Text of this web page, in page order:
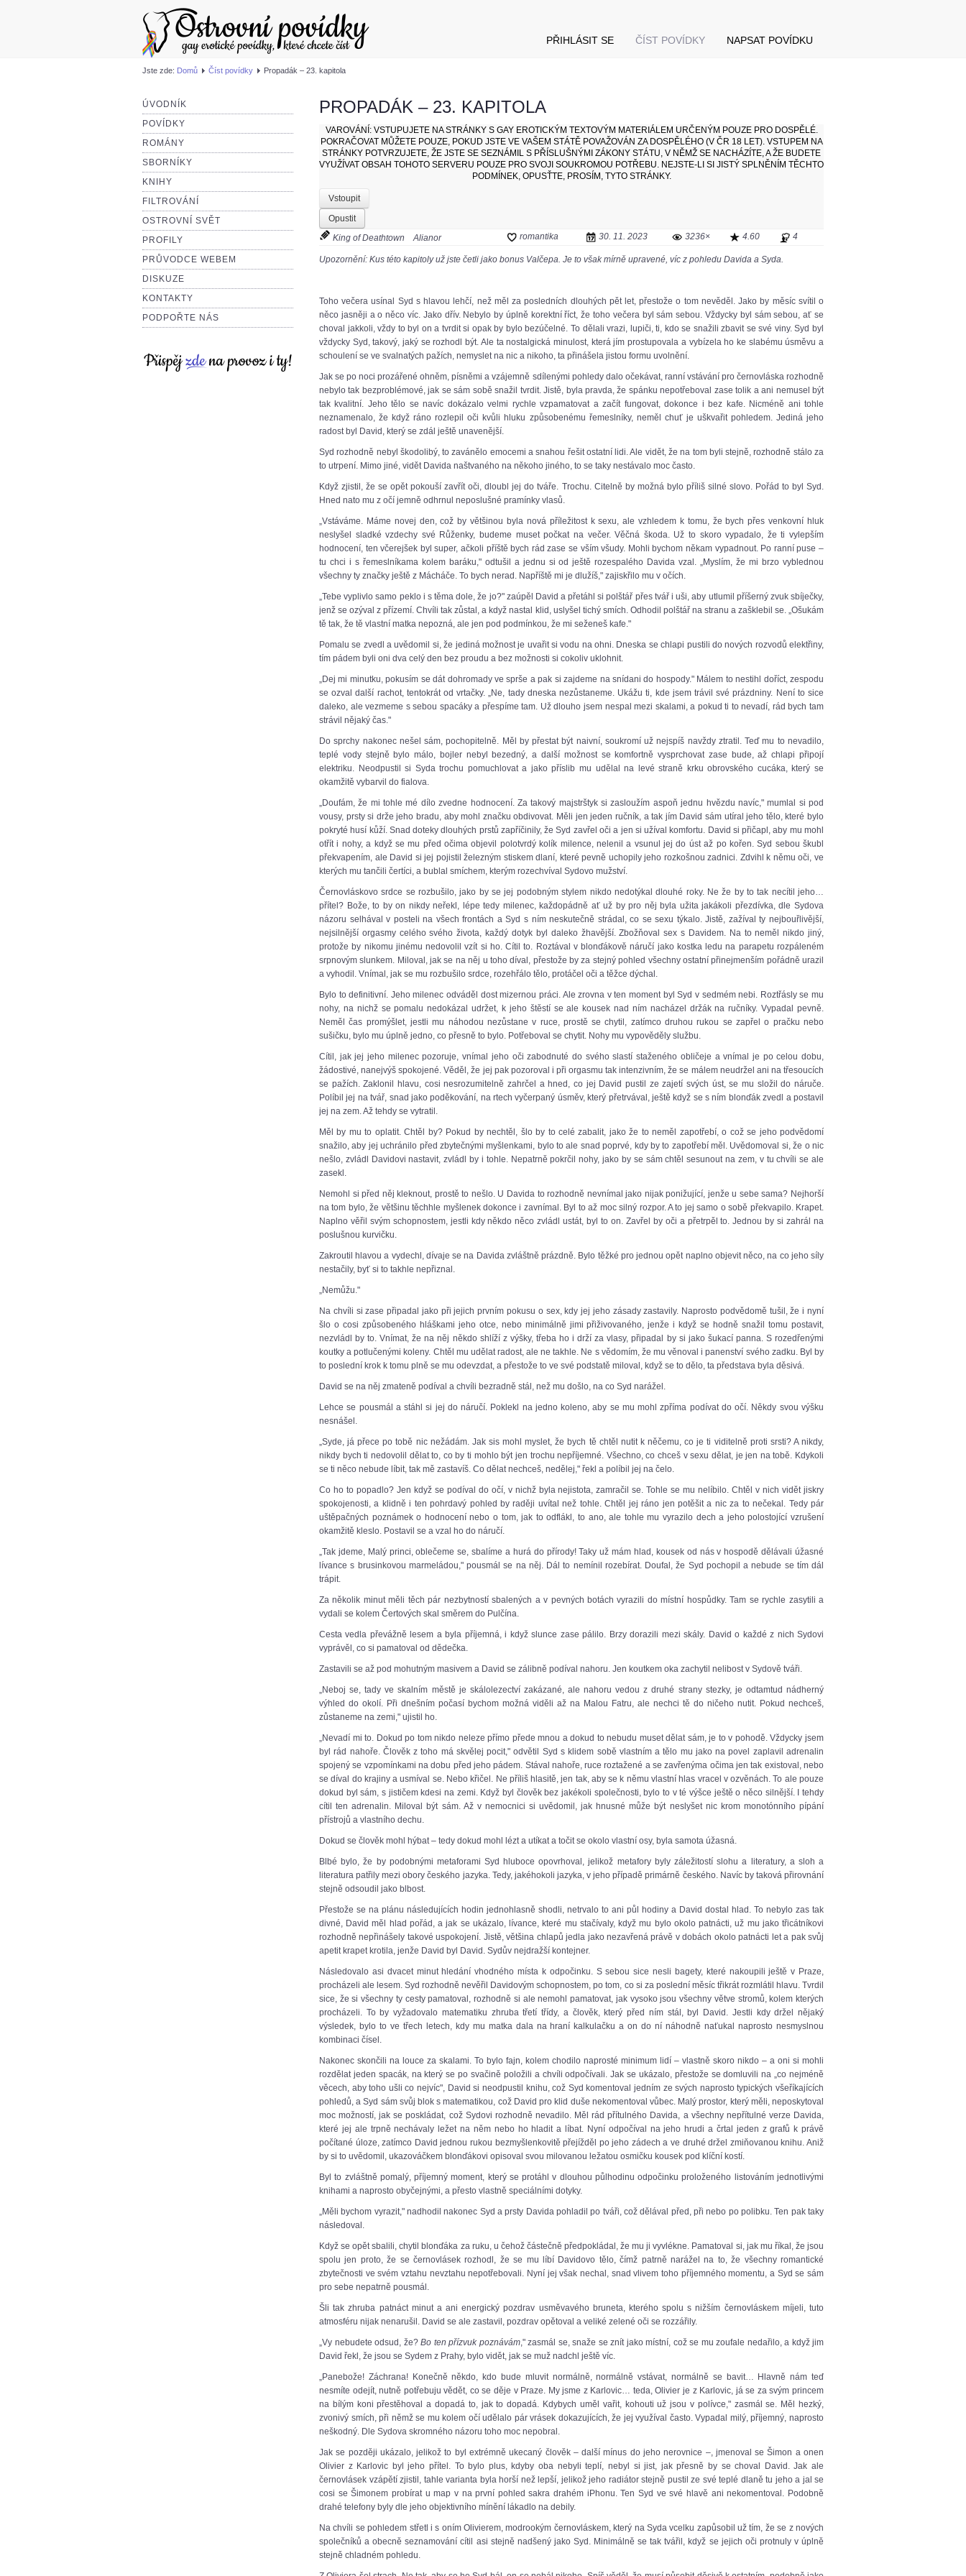
PŘIHLÁSIT SE ČÍST POVÍDKY NAPSAT POVÍDKU
Jste zde: Domů Číst povídky Propadák – 23. kapitola
ÚVODNÍK
POVÍDKY
ROMÁNY
SBORNÍKY
KNIHY
FILTROVÁNÍ
OSTROVNÍ SVĚT
PROFILY
PRŮVODCE WEBEM
DISKUZE
KONTAKTY
PODPOŘTE NÁS
PROPADÁK – 23. KAPITOLA
VAROVÁNÍ: VSTUPUJETE NA STRÁNKY S GAY EROTICKÝM TEXTOVÝM MATERIÁLEM URČENÝM POUZE PRO DOSPĚLÉ.
POKRAČOVAT MŮŽETE POUZE, POKUD JSTE VE VAŠEM STÁTĚ POVAŽOVÁN ZA DOSPĚLÉHO (V ČR 18 LET). VSTUPEM NA
STRÁNKY POTVRZUJETE, ŽE JSTE SE SEZNÁMIL S PŘÍSLUŠNÝMI ZÁKONY STÁTU, V NĚMŽ SE NACHÁZÍTE, A ŽE BUDETE
VYUŽÍVAT OBSAH TOHOTO SERVERU POUZE PRO SVOJI SOUKROMOU POTŘEBU. NEJSTE-LI SI JISTÝ SPLNĚNÍM TĚCHTO
PODMÍNEK, OPUSŤTE, PROSÍM, TYTO STRÁNKY.
Vstoupit
Opustit
King of Deathtown
Alianor romantika 30. 11. 2023 3236× 4.60 4
Upozornění: Kus této kapitoly už jste četli jako bonus Valčepa. Je to však mírně upravené, víc z pohledu Davida a Syda.
Toho večera usínal Syd s hlavou lehčí, než měl za posledních dlouhých pět let, přestože o tom nevěděl. Jako by měsíc svítil o
něco jasněji a o něco víc. Jako dřív. Nebylo by úplně korektní říct, že toho večera byl sám sebou. Vždycky byl sám sebou, ať se
choval jakkoli, vždy to byl on a tvrdit si opak by bylo bezúčelné. To dělali vrazi, lupiči, ti, kdo se snažili zbavit se své viny. Syd byl
vždycky Syd, takový, jaký se rozhodl být. Ale ta nostalgická minulost, která jím prostupovala a vybízela ho ke slabému úsměvu a
schoulení se ve svalnatých pažích, nemyslet na nic a nikoho, ta přinášela jistou formu uvolnění.
Jak se po noci prozářené ohněm, písněmi a vzájemně sdílenými pohledy dalo očekávat, ranní vstávání pro černovláska rozhodně
nebylo tak bezproblémové, jak se sám sobě snažil tvrdit. Jistě, byla pravda, že spánku nepotřeboval zase tolik a ani nemusel být
tak kvalitní. Jeho tělo se navíc dokázalo velmi rychle vzpamatovat a začít fungovat, dokonce i bez kafe. Nicméně ani tohle
neznamenalo, že když ráno rozlepil oči kvůli hluku způsobenému řemeslníky, neměl chuť je uškvařit pohledem. Jediná jeho
radost byl David, který se zdál ještě unavenější.
Syd rozhodně nebyl škodolibý, to zavánělo emocemi a snahou řešit ostatní lidi. Ale vidět, že na tom byli stejně, rozhodně stálo za
to utrpení. Mimo jiné, vidět Davida naštvaného na někoho jiného, to se taky nestávalo moc často.
Když zjistil, že se opět pokouší zavřít oči, dloubl jej do tváře. Trochu. Citelně by možná bylo příliš silné slovo. Pořád to byl Syd.
Hned nato mu z očí jemně odhrnul neposlušné pramínky vlasů.
„Vstáváme. Máme novej den, což by většinou byla nová příležitost k sexu, ale vzhledem k tomu, že bych přes venkovní hluk
neslyšel sladké vzdechy své Růženky, budeme muset počkat na večer. Věčná škoda. Už to skoro vypadalo, že ti vylepším
hodnocení, ten včerejšek byl super, ačkoli příště bych rád zase se vším všudy. Mohli bychom někam vypadnout. Po ranní puse –
tu chci i s řemeslníkama kolem baráku," odtušil a jednu si od ještě rozespalého Davida vzal. „Myslím, že mi brzo vyblednou
všechny ty značky ještě z Mácháče. To bych nerad. Napříště mi je dlužíš," zajiskřilo mu v očích.
„Tebe vyplivlo samo peklo i s těma dole, že jo?" zaúpěl David a přetáhl si polštář přes tvář i uši, aby utlumil příšerný zvuk sbíječky,
jenž se ozýval z přízemí. Chvíli tak zůstal, a když nastal klid, uslyšel tichý smích. Odhodil polštář na stranu a zašklebil se. „Ošukám
tě tak, že tě vlastní matka nepozná, ale jen pod podmínkou, že mi seženeš kafe."
Pomalu se zvedl a uvědomil si, že jediná možnost je uvařit si vodu na ohni. Dneska se chlapi pustili do nových rozvodů elektřiny,
tím pádem byli oni dva celý den bez proudu a bez možnosti si cokoliv uklohnit.
„Dej mi minutku, pokusím se dát dohromady ve sprše a pak si zajdeme na snídani do hospody." Málem to nestihl doříct, zespodu
se ozval další rachot, tentokrát od vrtačky. „Ne, tady dneska nezůstaneme. Ukážu ti, kde jsem trávil své prázdniny. Není to sice
daleko, ale vezmeme s sebou spacáky a přespíme tam. Už dlouho jsem nespal mezi skalami, a pokud ti to nevadí, rád bych tam
strávil nějaký čas."
Do sprchy nakonec nešel sám, pochopitelně. Měl by přestat být naivní, soukromí už nejspíš navždy ztratil. Teď mu to nevadilo,
teplé vody stejně bylo málo, bojler nebyl bezedný, a další možnost se komfortně vysprchovat zase bude, až chlapi připojí
elektriku. Neodpustil si Syda trochu pomuchlovat a jako příslib mu udělal na levé straně krku obrovského cucáka, který se
okamžitě vybarvil do fialova.
„Doufám, že mi tohle mé dílo zvedne hodnocení. Za takový majstrštyk si zasloužím aspoň jednu hvězdu navíc," mumlal si pod
vousy, prsty si drže jeho bradu, aby mohl značku obdivovat. Měli jen jeden ručník, a tak jím David sám utíral jeho tělo, které bylo
pokryté husí kůží. Snad doteky dlouhých prstů zapříčinily, že Syd zavřel oči a jen si užíval komfortu. David si přičapl, aby mu mohl
otřít i nohy, a když se mu před očima objevil polotvrdý kolík milence, nelenil a vsunul jej do úst až po kořen. Syd sebou škubl
překvapením, ale David si jej pojistil železným stiskem dlaní, které pevně uchopily jeho rozkošnou zadnici. Zdvihl k němu oči, ve
kterých mu tančili čertíci, a bublal smíchem, kterým rozechvíval Sydovo mužství.
Černovláskovo srdce se rozbušilo, jako by se jej podobným stylem nikdo nedotýkal dlouhé roky. Ne že by to tak necítil jeho…
přítel? Bože, to by on nikdy neřekl, lépe tedy milenec, každopádně ať už by pro něj byla užita jakákoli přezdívka, dle Sydova
názoru selhával v posteli na všech frontách a Syd s ním neskutečně strádal, co se sexu týkalo. Jistě, zažíval ty nejbouřlivější,
nejsilnější orgasmy celého svého života, každý dotyk byl daleko žhavější. Zbožňoval sex s Davidem. Na to neměl nikdo jiný,
protože by nikomu jinému nedovolil vzít si ho. Cítil to. Roztával v blonďákově náručí jako kostka ledu na parapetu rozpáleném
srpnovým slunkem. Miloval, jak se na něj u toho díval, přestože by za stejný pohled všechny ostatní přinejmenším pořádně urazil
a vyhodil. Vnímal, jak se mu rozbušilo srdce, rozehřálo tělo, protáčel oči a těžce dýchal.
Bylo to definitivní. Jeho milenec odváděl dost mizernou práci. Ale zrovna v ten moment byl Syd v sedmém nebi. Roztřásly se mu
nohy, na nichž se pomalu nedokázal udržet, k jeho štěstí se ale kousek nad ním nacházel držák na ručníky. Vypadal pevně.
Neměl čas promýšlet, jestli mu náhodou nezůstane v ruce, prostě se chytil, zatímco druhou rukou se zapřel o pračku nebo
sušičku, bylo mu úplně jedno, co přesně to bylo. Potřeboval se chytit. Nohy mu vypověděly službu.
Cítil, jak jej jeho milenec pozoruje, vnímal jeho oči zabodnuté do svého slastí staženého obličeje a vnímal je po celou dobu,
žádostivé, nanejvýš spokojené. Věděl, že jej pak pozoroval i při orgasmu tak intenzivním, že se málem neudržel ani na třesoucích
se pažích. Zaklonil hlavu, cosi nesrozumitelně zahrčel a hned, co jej David pustil ze zajetí svých úst, se mu složil do náruče.
Políbil jej na tvář, snad jako poděkování, na rtech vyčerpaný úsměv, který přetrvával, ještě když se s ním blonďák zvedl a postavil
jej na zem. Až tehdy se vytratil.
Měl by mu to oplatit. Chtěl by? Pokud by nechtěl, šlo by to celé zabalit, jako že to neměl zapotřebí, o což se jeho podvědomí
snažilo, aby jej uchránilo před zbytečnými myšlenkami, bylo to ale snad poprvé, kdy by to zapotřebí měl. Uvědomoval si, že o nic
nešlo, zvládl Davidovi nastavit, zvládl by i tohle. Nepatrně pokrčil nohy, jako by se sám chtěl sesunout na zem, v tu chvíli se ale
zasekl.
Nemohl si před něj kleknout, prostě to nešlo. U Davida to rozhodně nevnímal jako nijak ponižující, jenže u sebe sama? Nejhorší
na tom bylo, že většinu těchhle myšlenek dokonce i zavnímal. Byl to až moc silný rozpor. A to jej samo o sobě překvapilo. Krapet.
Naplno věřil svým schopnostem, jestli kdy někdo něco zvládl ustát, byl to on. Zavřel by oči a přetrpěl to. Jednou by si zahrál na
poslušnou kurvičku.
Zakroutil hlavou a vydechl, dívaje se na Davida zvláštně prázdně. Bylo těžké pro jednou opět naplno objevit něco, na co jeho síly
nestačily, byť si to takhle nepřiznal.
„Nemůžu."
Na chvíli si zase připadal jako při jejich prvním pokusu o sex, kdy jej jeho zásady zastavily. Naprosto podvědomě tušil, že i nyní
šlo o cosi způsobeného hláškami jeho otce, nebo minimálně jimi přiživovaného, jenže i když se hodně snažil tomu postavit,
nezvládl by to. Vnímat, že na něj někdo shlíží z výšky, třeba ho i drží za vlasy, připadal by si jako šukací panna. S rozedřenými
koutky a potlučenými koleny. Chtěl mu udělat radost, ale ne takhle. Ne s vědomím, že mu věnoval i panenství svého zadku. Byl by
to poslední krok k tomu plně se mu odevzdat, a přestože to ve své podstatě miloval, když se to dělo, ta představa byla děsivá.
David se na něj zmateně podíval a chvíli bezradně stál, než mu došlo, na co Syd narážel.
Lehce se pousmál a stáhl si jej do náručí. Poklekl na jedno koleno, aby se mu mohl zpříma podívat do očí. Někdy svou výšku
nesnášel.
„Syde, já přece po tobě nic nežádám. Jak sis mohl myslet, že bych tě chtěl nutit k něčemu, co je ti viditelně proti srsti? A nikdy,
nikdy bych ti nedovolil dělat to, co by ti mohlo být jen trochu nepříjemné. Všechno, co chceš v sexu dělat, je jen na tobě. Kdykoli
se ti něco nebude líbit, tak mě zastavíš. Co dělat nechceš, nedělej," řekl a políbil jej na čelo.
Co ho to popadlo? Jen když se podíval do očí, v nichž byla nejistota, zamračil se. Tohle se mu nelíbilo. Chtěl v nich vidět jiskry
spokojenosti, a klidně i ten pohrdavý pohled by raději uvítal než tohle. Chtěl jej ráno jen potěšit a nic za to nečekal. Tedy pár
uštěpačných poznámek o hodnocení nebo o tom, jak to odflákl, to ano, ale tohle mu vyrazilo dech a jeho polostojící vzrušení
okamžitě kleslo. Postavil se a vzal ho do náručí.
„Tak jdeme, Malý princi, oblečeme se, sbalíme a hurá do přírody! Taky už mám hlad, kousek od nás v hospodě dělávali úžasné
lívance s brusinkovou marmeládou," pousmál se na něj. Dál to nemínil rozebírat. Doufal, že Syd pochopil a nebude se tím dál
trápit.
Za několik minut měli těch pár nezbytností sbalených a v pevných botách vyrazili do místní hospůdky. Tam se rychle zasytili a
vydali se kolem Čertových skal směrem do Pulčína.
Cesta vedla převážně lesem a byla příjemná, i když slunce zase pálilo. Brzy dorazili mezi skály. David o každé z nich Sydovi
vyprávěl, co si pamatoval od dědečka.
Zastavili se až pod mohutným masivem a David se zálibně podíval nahoru. Jen koutkem oka zachytil nelibost v Sydově tváři.
„Neboj se, tady ve skalním městě je skálolezectví zakázané, ale nahoru vedou z druhé strany stezky, je odtamtud nádherný
výhled do okolí. Při dnešním počasí bychom možná viděli až na Malou Fatru, ale nechci tě do ničeho nutit. Pokud nechceš,
zůstaneme na zemi," ujistil ho.
„Nevadí mi to. Dokud po tom nikdo neleze přímo přede mnou a dokud to nebudu muset dělat sám, je to v pohodě. Vždycky jsem
byl rád nahoře. Člověk z toho má skvělej pocit," odvětil Syd s klidem sobě vlastním a tělo mu jako na povel zaplavil adrenalin
spojený se vzpomínkami na dobu před jeho pádem. Stával nahoře, ruce roztažené a se zavřenýma očima jen tak existoval, nebo
se díval do krajiny a usmíval se. Nebo křičel. Ne příliš hlasitě, jen tak, aby se k němu vlastní hlas vracel v ozvěnách. To ale pouze
dokud byl sám, s jističem kdesi na zemi. Když byl člověk bez jakékoli společnosti, bylo to v té výšce ještě o něco silnější. I tehdy
cítil ten adrenalin. Miloval být sám. Až v nemocnici si uvědomil, jak hnusné může být neslyšet nic krom monotónního pípání
přístrojů a vlastního dechu.
Dokud se člověk mohl hýbat – tedy dokud mohl lézt a utíkat a točit se okolo vlastní osy, byla samota úžasná.
Blbé bylo, že by podobnými metaforami Syd hluboce opovrhoval, jelikož metafory byly záležitostí slohu a literatury, a sloh a
literatura patřily mezi obory českého jazyka. Tedy, jakéhokoli jazyka, v jeho případě primárně českého. Navíc by taková přirovnání
stejně odsoudil jako blbost.
Přestože se na plánu následujících hodin jednohlasně shodli, netrvalo to ani půl hodiny a David dostal hlad. To nebylo zas tak
divné, David měl hlad pořád, a jak se ukázalo, lívance, které mu stačívaly, když mu bylo okolo patnácti, už mu jako třicátníkovi
rozhodně nepřinášely takové uspokojení. Jistě, většina chlapů jedla jako nezavřená právě v dobách okolo patnácti let a pak svůj
apetit krapet krotila, jenže David byl David. Sydův nejdražší kontejner.
Následovalo asi dvacet minut hledání vhodného místa k odpočinku. S sebou sice nesli bagety, které nakoupili ještě v Praze,
procházeli ale lesem. Syd rozhodně nevěřil Davidovým schopnostem, po tom, co si za poslední měsíc třikrát rozmlátil hlavu. Tvrdil
sice, že si všechny ty cesty pamatoval, rozhodně si ale nemohl pamatovat, jak vysoko jsou všechny větve stromů, kolem kterých
procházeli. To by vyžadovalo matematiku zhruba třetí třídy, a člověk, který před ním stál, byl David. Jestli kdy držel nějaký
výsledek, bylo to ve třech letech, kdy mu matka dala na hraní kalkulačku a on do ní náhodně naťukal naprosto nesmyslnou
kombinaci čísel.
Nakonec skončili na louce za skalami. To bylo fajn, kolem chodilo naprosté minimum lidí – vlastně skoro nikdo – a oni si mohli
rozdělat jeden spacák, na který se po svačině položili a chvíli odpočívali. Jak se ukázalo, přestože se domluvili na „co nejméně
věcech, aby toho ušli co nejvíc", David si neodpustil knihu, což Syd komentoval jedním ze svých naprosto typických všeříkajících
pohledů, a Syd sám svůj blok s matematikou, což David pro klid duše nekomentoval vůbec. Malý prostor, který měli, neposkytoval
moc možností, jak se poskládat, což Sydovi rozhodně nevadilo. Měl rád přítulného Davida, a všechny nepřítulné verze Davida,
které jej ale trpně nechávaly ležet na něm nebo ho hladit a líbat. Nyní odpočíval na jeho hrudi a črtal jeden z grafů k právě
počítané úloze, zatímco David jednou rukou bezmyšlenkovitě přejížděl po jeho zádech a ve druhé držel zmiňovanou knihu. Aniž
by si to uvědomil, ukazováčkem blonďákovi opisoval svou milovanou ležatou osmičku kousek pod klíční kostí.
Byl to zvláštně pomalý, příjemný moment, který se protáhl v dlouhou půlhodinu odpočinku proloženého listováním jednotlivými
knihami a naprosto obyčejnými, a přesto vlastně speciálními dotyky.
„Měli bychom vyrazit," nadhodil nakonec Syd a prsty Davida pohladil po tváři, což dělával před, při nebo po polibku. Ten pak taky
následoval.
Když se opět sbalili, chytil blonďáka za ruku, u čehož částečně předpokládal, že mu ji vyvlékne. Pamatoval si, jak mu říkal, že jsou
spolu jen proto, že se černovlásek rozhodl, že se mu líbí Davidovo tělo, čímž patrně narážel na to, že všechny romantické
zbytečnosti ve svém vztahu nevztahu nepotřebovali. Nyní jej však nechal, snad vlivem toho příjemného momentu, a Syd se sám
pro sebe nepatrně pousmál.
Šli tak zhruba patnáct minut a ani energický pozdrav usměvavého bruneta, kterého spolu s nižším černovláskem míjeli, tuto
atmosféru nijak nenarušil. David se ale zastavil, pozdrav opětoval a veliké zelené oči se rozzářily.
„Vy nebudete odsud, že? Bo ten přízvuk poznávám," zasmál se, snaže se znít jako místní, což se mu zoufale nedařilo, a když jim
David řekl, že jsou se Sydem z Prahy, bylo vidět, jak se muž nadchl ještě víc.
„Panebože! Záchrana! Konečně někdo, kdo bude mluvit normálně, normálně vstávat, normálně se bavit… Hlavně nám teď
nesmíte odejít, nutně potřebuju vědět, co se děje v Praze. My jsme z Karlovic… teda, Olivier je z Karlovic, já se za svým princem
na bílým koni přestěhoval a dopadá to, jak to dopadá. Kdybych uměl vařit, kohouti už jsou v polívce," zasmál se. Měl hezký,
zvonivý smích, při němž se mu kolem očí udělalo pár vrásek dokazujících, že jej využíval často. Vypadal milý, příjemný, naprosto
neškodný. Dle Sydova skromného názoru toho moc nepobral.
Jak se později ukázalo, jelikož to byl extrémně ukecaný člověk – další mínus do jeho nerovnice –, jmenoval se Šimon a onen
Olivier z Karlovic byl jeho přítel. To bylo plus, kdyby oba nebyli teplí, nebyl si jist, jak přesně by se choval David. Jak ale
černovlásek vzápětí zjistil, tahle varianta byla horší než lepší, jelikož jeho radiátor stejně pustil ze své teplé dlaně tu jeho a jal se
cosi se Šimonem probírat u map v na první pohled sakra drahém iPhonu. Ten Syd ve své hlavě ani nekomentoval. Podobně
drahé telefony byly dle jeho objektivního mínění lákadlo na debily.
Na chvíli se pohledem střetl i s oním Olivierem, modrookým černovláskem, který na Syda vcelku zapůsobil už tím, že se z nových
společníků a obecně seznamování cítil asi stejně nadšený jako Syd. Minimálně se tak tvářil, když se jejich oči protnuly v úplně
stejně chladném pohledu.